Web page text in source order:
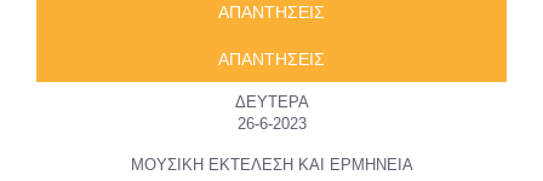
ΑΠΑΝΤΗΣΕΙΣ
ΑΠΑΝΤΗΣΕΙΣ
ΔΕΥΤΕΡΑ
26-6-2023
ΜΟΥΣΙΚΗ ΕΚΤΕΛΕΣΗ ΚΑΙ ΕΡΜΗΝΕΙΑ